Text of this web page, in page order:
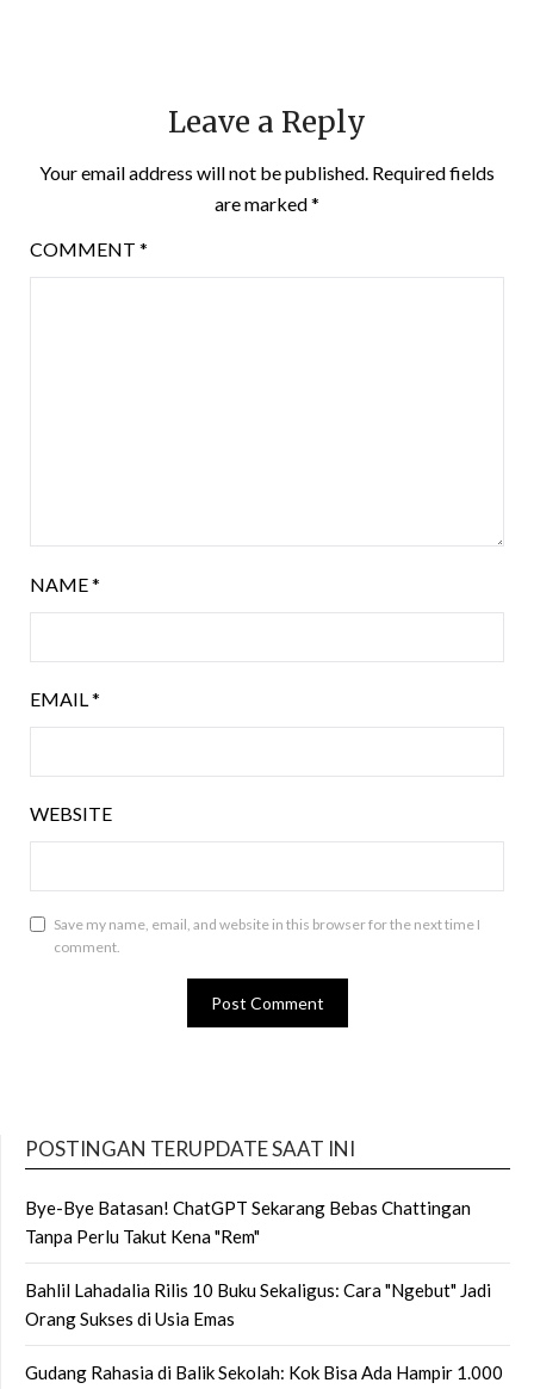
Leave a Reply
Your email address will not be published. Required fields
are marked*
COMMENT *
NAME*
EMAIL*
WEBSITE
Save my name, email, and website in this browser for the next time I
comment.
POSTINGAN TERUPDATE SAAT INI
Bye-Bye Batasan! ChatGPT Sekarang Bebas Chattingan
Tanpa Perlu Takut Kena "Rem"
Bahlil Lahadalia Rilis 10 Buku Sekaligus: Cara "Ngebut" Jadi
Orang Sukses di Usia Emas
Gudang Rahasia di Balik Sekolah: Kok Bisa Ada Hampir 1.000